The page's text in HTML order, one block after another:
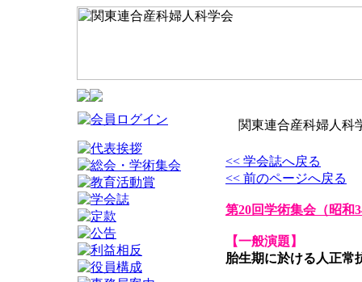
関東連合産科婦人科
<< 学会誌へ戻る
<< 前のページへ戻る
第20回学術集会（昭和
【一般演題】
胎生期に於ける人正常